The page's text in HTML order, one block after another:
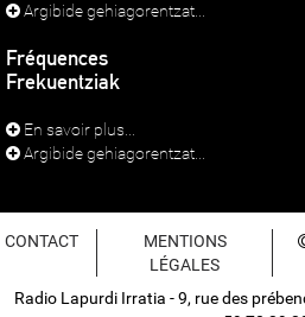
Argibide gehiagorentzat...
Fréquences
Frekuentziak
En savoir plus...
Argibide gehiagorentzat...
CONTACT
MENTIONS
LÉGALES
Radio Lapurdi Irratia - 9, rue des